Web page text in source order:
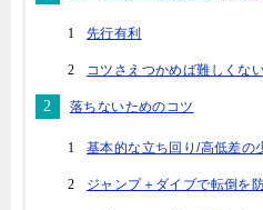
先行有利
コツさえつかめば難しくな
落ちないためのコツ
基本的な立ち回り/高低差の
ジャンプ＋ダイブで転倒を